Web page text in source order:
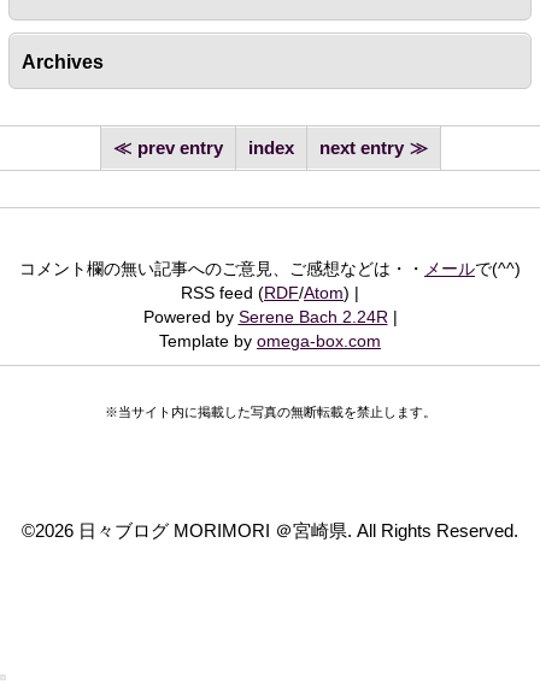
Archives
prev entry index next entry
コメント欄の無い記事へのご意見、ご感想などは・・ メールで(^^)
RSS feed (RDF/Atom)
Powered by Serene Bach 2.24R
Template by omega-box.com
※当サイト内に掲載した写真の無断転載を禁止します。
©2026 日々ブログ MORIMORI ＠宮崎県. All Rights Reserved.